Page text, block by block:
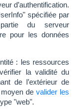
d’authentification.
spécifiée par
du serveur
pour les données
: les ressources
la validité du
de l’extérieur de
de valider les
"web".